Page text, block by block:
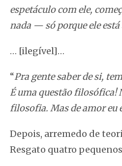
espetáculo com ele,
nada — só porque ele
… [ilegível]…
“Pra gente saber de si,
É uma questão filosófica!
filosofia. Mas de amor eu
Depois, arremedo de
Resgato quatro